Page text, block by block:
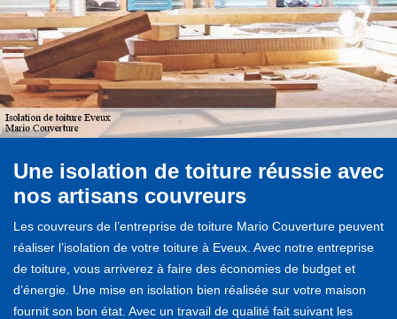
Une isolation de toiture réussie avec
nos artisans couvreurs
Les couvreurs de l’entreprise de toiture Mario Couverture peuvent
réaliser l’isolation de votre toiture à Eveux. Avec notre entreprise
de toiture, vous arriverez à faire des économies de budget et
d’énergie. Une mise en isolation bien réalisée sur votre maison
fournit son bon état. Avec un travail de qualité fait suivant les